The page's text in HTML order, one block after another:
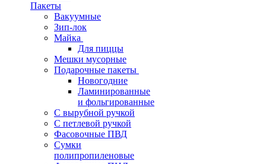
Пакеты
Вакуумные
Зип-лок
Майка
Для пиццы
Мешки мусорные
Подарочные пакеты
Новогодние
Ламинированные
и фольгированные
С вырубной ручкой
С петлевой ручкой
Фасовочные ПВД
Сумки
полипропиленовые